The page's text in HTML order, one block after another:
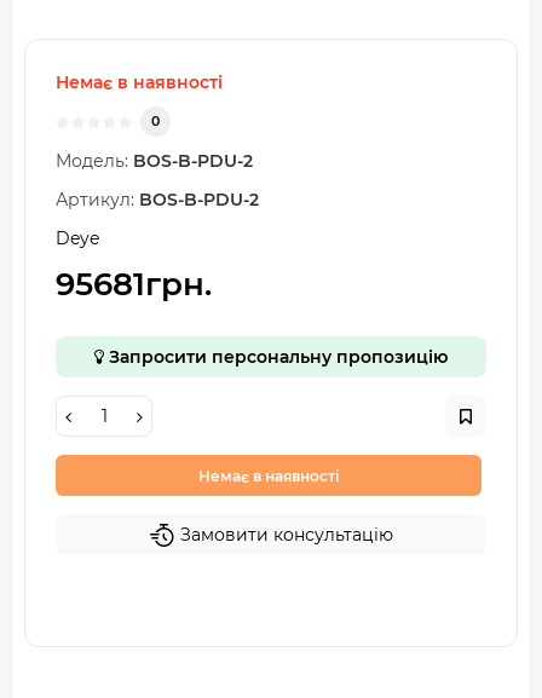
Немає в наявності
0
Модель: BOS-B-PDU-2
Артикул: BOS-B-PDU-2
Deye
95681грн.
Запросити персональну пропозицію
Немає в наявності
Замовити консультацію